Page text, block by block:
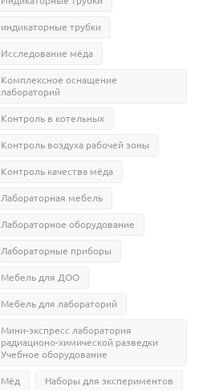
индикаторные трубки
Исследование мёда
Комплексное оснащение
лабораторий
Контроль в котельных
Контроль воздуха рабочей зоны
Контроль качества мёда
Лабораторная мебель
Лабораторное оборудование
Лабораторные приборы
Мебель для ДОО
Мебель для лабораторий
Мини-экспресс лаборатория
радиационо-химической разведки
Учебное оборудование
Мёд Наборы для экспериментов